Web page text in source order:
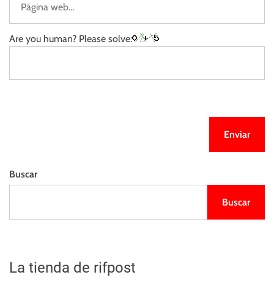
Are you human? Please solve:
Buscar
Buscar
La tienda de rifpost